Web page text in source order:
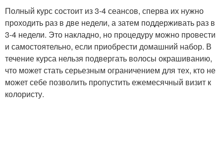
Полный курс состоит из 3-4 сеансов, сперва их нужно
проходить раз в две недели, а затем поддерживать раз в
3-4 недели. Это накладно, но процедуру можно провести
и самостоятельно, если приобрести домашний набор. В
течение курса нельзя подвергать волосы окрашиванию,
что может стать серьезным ограничением для тех, кто не
может себе позволить пропустить ежемесячный визит к
колористу.